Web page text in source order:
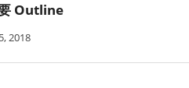
Outline
2018